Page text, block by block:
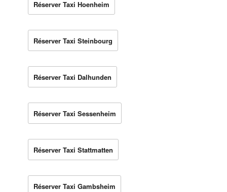
Réserver Taxi Hoenheim
Réserver Taxi Steinbourg
Réserver Taxi Dalhunden
Réserver Taxi Sessenheim
Réserver Taxi Stattmatten
Réserver Taxi Gambsheim